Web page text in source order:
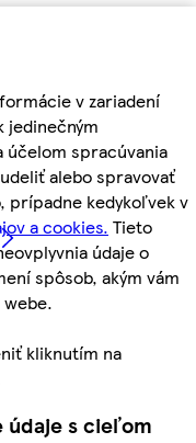
v zariadení
jedinečným
spracúvania
alebo spravovať
prípadne kedykoľvek v
a cookies. Tieto
údaje o
spôsob, akým vám
kliknutím na
údaje s cieľom